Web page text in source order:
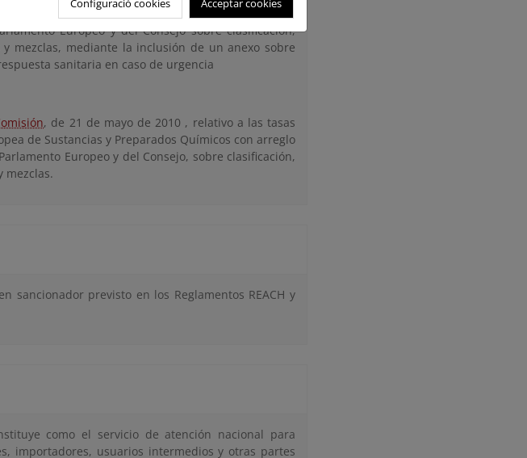
, de 22 de marzo de 2017, por el que se modifica el
Europeo y del Consejo sobre clasificación,
mezclas, mediante la inclusión de un anexo sobre
sanitaria en caso de urgencia
, de 21 de mayo de 2010 , relativo a las tasas
de Sustancias y Preparados Químicos con arreglo
Europeo y del Consejo, sobre clasificación,
mezclas.
sancionador previsto en los Reglamentos REACH y
como el servicio de atención nacional para
importadores, usuarios intermedios y otras partes